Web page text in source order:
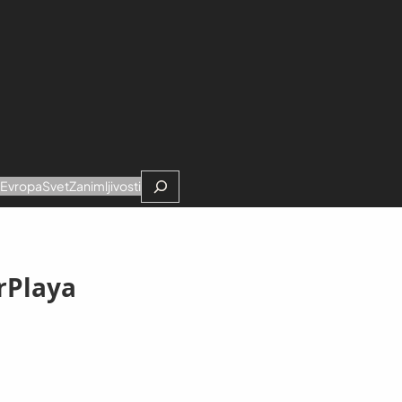
EvropaSvetZanimljivostiSearch